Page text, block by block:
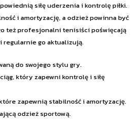
siłę uderzenia i kontrolę piłki.
i amortyzację, a odzież powinna być
też profesjonalni tenisiści poświęcają
regularnie go aktualizują.
do swojego stylu gry.
który zapewni kontrolę i siłę
zapewnią stabilność i amortyzację.
odzież sportową.